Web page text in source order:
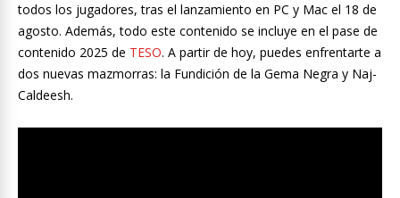
todos los jugadores, tras el lanzamiento en PC y Mac el 18 de
agosto. Además, todo este contenido se incluye en el pase de
contenido 2025 de TESO. A partir de hoy, puedes enfrentarte a
dos nuevas mazmorras: la Fundición de la Gema Negra y Naj-
Caldeesh.